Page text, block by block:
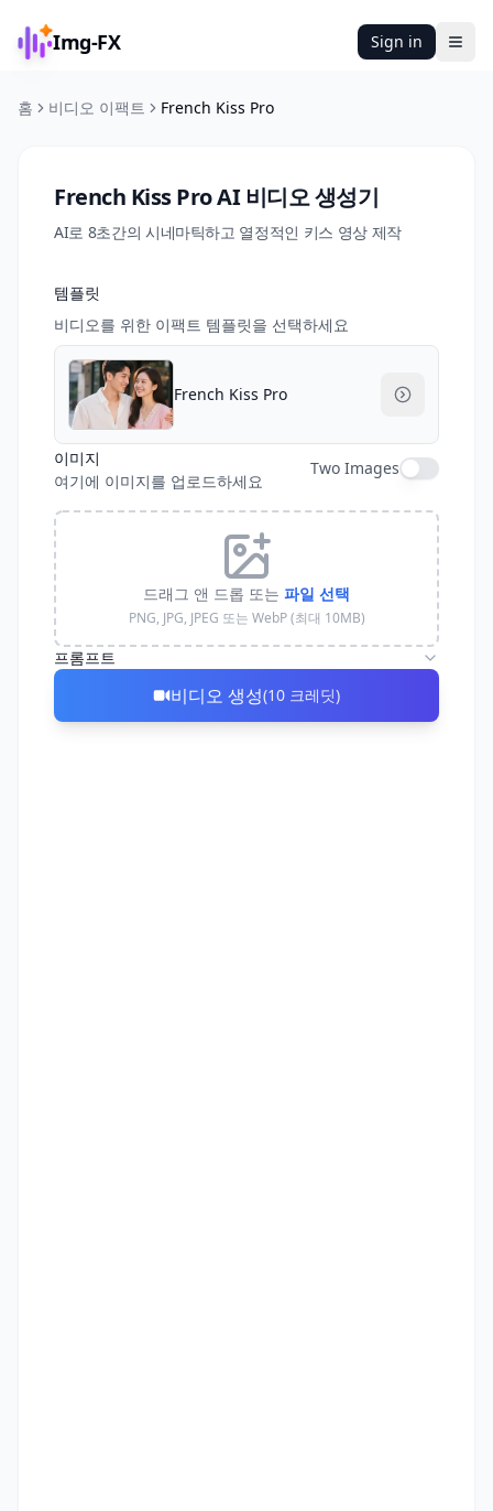
Img-FX Sign in
홈 비디오 이팩트 French Kiss Pro
French Kiss Pro AI 비디오 생성기
AI로 8초간의 시네마틱하고 열정적인 키스 영상 제작
템플릿
비디오를 위한 이팩트 템플릿을 선택하세요
French Kiss Pro
이미지
여기에 이미지를 업로드하세요
Two Images
드래그 앤 드롭 또는 파일 선택
PNG, JPG, JPEG 또는 WebP (최대 10MB)
프롬프트
비디오 생성(10 크레딧)